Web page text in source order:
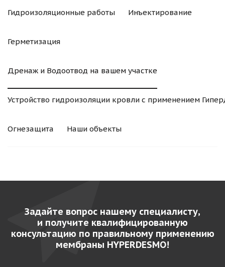
Гидроизоляционные работы Инъектирование
Герметизация
Дренаж и Водоотвод на вашем участке
Устройство гидроизоляции кровли с применением
Огнезащита Наши объекты
Задайте вопрос нашему специалисту,
и получите квалифицированную
консультацию по правильному применению
мембраны HYPERDESMO!